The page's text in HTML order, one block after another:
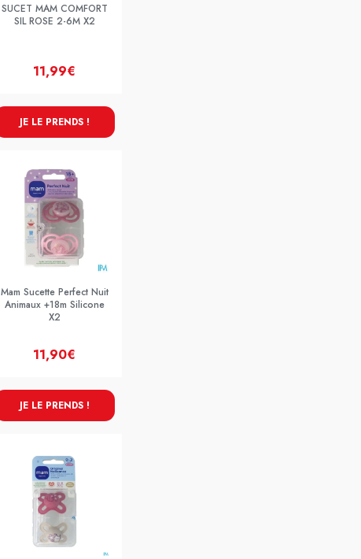
SUCET MAM COMFORT
SIL ROSE 2-6M X2
11,99€
JE LE PRENDS !
Mam Sucette Perfect Nuit
Animaux +18m Silicone
X2
11,90€
JE LE PRENDS !